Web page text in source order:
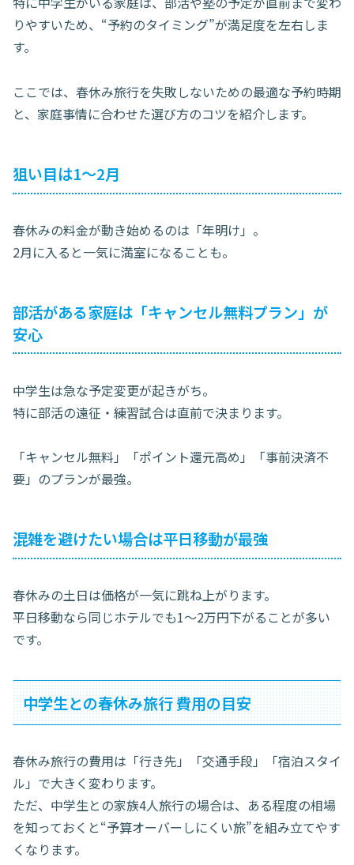
りやすいため、“予約のタイミング”が満足度を左右しま
す。
ここでは、春休み旅行を失敗しないための最適な予約時期
と、家庭事情に合わせた選び方のコツを紹介します。
狙い目は1〜2月
春休みの料金が動き始めるのは「年明け」。
2月に入ると一気に満室になることも。
部活がある家庭は「キャンセル無料プラン」が
安心
中学生は急な予定変更が起きがち。
特に部活の遠征・練習試合は直前で決まります。
「キャンセル無料」「ポイント還元高め」「事前決済不
要」のプランが最強。
混雑を避けたい場合は平日移動が最強
春休みの土日は価格が一気に跳ね上がります。
平日移動なら同じホテルでも1〜2万円下がることが多い
です。
中学生との春休み旅行 費用の目安
春休み旅行の費用は「行き先」「交通手段」「宿泊スタイ
ル」で大きく変わります。
ただ、中学生との家族4人旅行の場合は、ある程度の相場
を知っておくと“予算オーバーしにくい旅”を組み立てやす
くなります。